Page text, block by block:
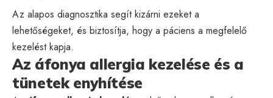
Az alapos diagnosztika segít kizárni ezeket a
lehetőségeket, és biztosítja, hogy a páciens a megfelelő
kezelést kapja.
Az áfonya allergia kezelése és a
tünetek enyhítése